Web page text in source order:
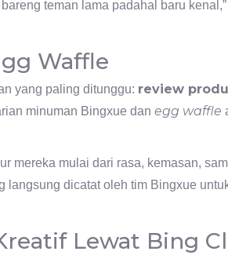
teman lama padahal baru
Waffle
yang paling ditunggu: review
minuman Bingxue dan egg waffle
mereka mulai dari rasa, kemasan,
dicatat oleh tim Bingxue
Lewat Bing